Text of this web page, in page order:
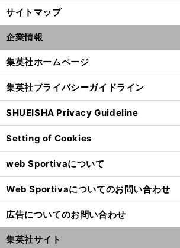
サイトマップ
企業情報
集英社ホームページ
集英社プライバシーガイドライン
SHUEISHA Privacy Guideline
Setting of Cookies
web Sportivaについて
Web Sportivaについてのお問い合わせ
広告についてのお問い合わせ
集英社サイト